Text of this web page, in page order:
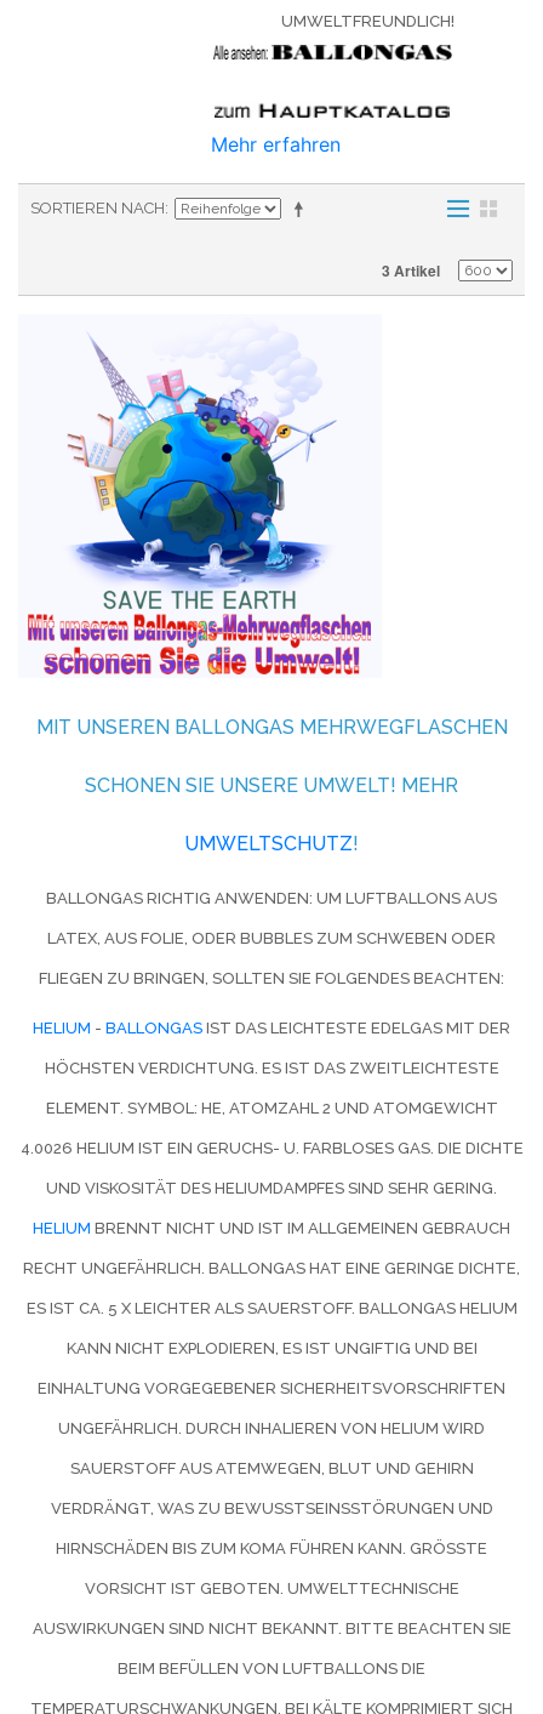
UMWELTFREUNDLICH!
Mehr erfahren
SORTIEREN NACH
3 Artikel
MIT UNSEREN BALLONGAS MEHRWEGFLASCHEN
SCHONEN SIE UNSERE UMWELT! MEHR
UMWELTSCHUTZ!
BALLONGAS RICHTIG ANWENDEN: UM LUFTBALLONS AUS
LATEX, AUS FOLIE, ODER BUBBLES ZUM SCHWEBEN ODER
FLIEGEN ZU BRINGEN, SOLLTEN SIE FOLGENDES BEACHTEN:
HELIUM - BALLONGAS IST DAS LEICHTESTE EDELGAS MIT DER
HÖCHSTEN VERDICHTUNG. ES IST DAS ZWEITLEICHTESTE
ELEMENT. SYMBOL: HE, ATOMZAHL 2 UND ATOMGEWICHT
4.0026 HELIUM IST EIN GERUCHS- U. FARBLOSES GAS. DIE DICHTE
UND VISKOSITÄT DES HELIUMDAMPFES SIND SEHR GERING.
HELIUM BRENNT NICHT UND IST IM ALLGEMEINEN GEBRAUCH
RECHT UNGEFÄHRLICH. BALLONGAS HAT EINE GERINGE DICHTE,
ES IST CA. 5 X LEICHTER ALS SAUERSTOFF. BALLONGAS HELIUM
KANN NICHT EXPLODIEREN, ES IST UNGIFTIG UND BEI
EINHALTUNG VORGEGEBENER SICHERHEITSVORSCHRIFTEN
UNGEFÄHRLICH. DURCH INHALIEREN VON HELIUM WIRD
SAUERSTOFF AUS ATEMWEGEN, BLUT UND GEHIRN
VERDRÄNGT, WAS ZU BEWUSSTSEINSSTÖRUNGEN UND
HIRNSCHÄDEN BIS ZUM KOMA FÜHREN KANN. GRÖSSTE V
ORSICHT IST GEBOTEN. UMWELTTECHNISCHE A
USWIRKUNGEN SIND NICHT BEKANNT. BITTE BEACHTEN SIE B
EIM BEFÜLLEN VON LUFTBALLONS DIE T
EMPERATURSCHWANKUNGEN. BEI KÄLTE KOMPRIMIERT SICH D